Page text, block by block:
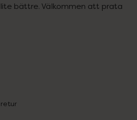
bättre. Välkommen att prata